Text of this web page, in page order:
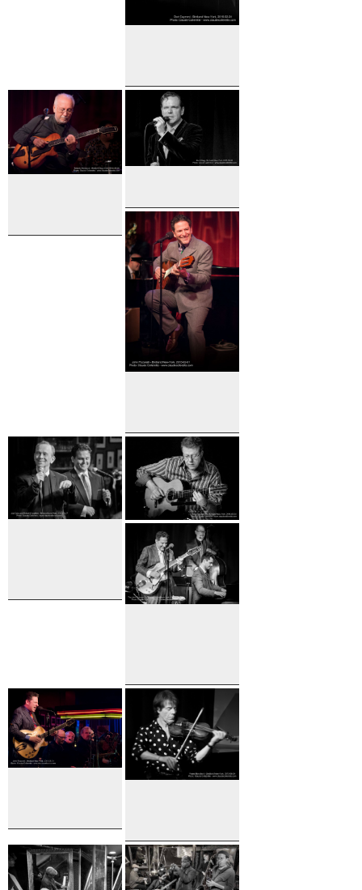
Dori
Caymmi
Kurt Elling
Pizzarelli
The John
Pizzarelli
Quartet
John
Pizzarelli
Perre
Blanchard